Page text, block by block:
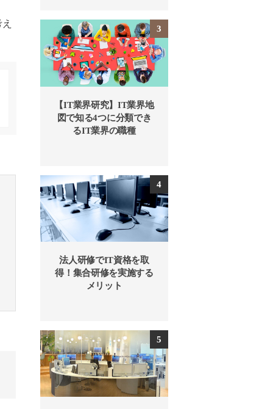
【IT業界研究】IT業界地
図で知る4つに分類でき
るIT業界の職種
法人研修でIT資格を取
得！集合研修を実施する
メリット